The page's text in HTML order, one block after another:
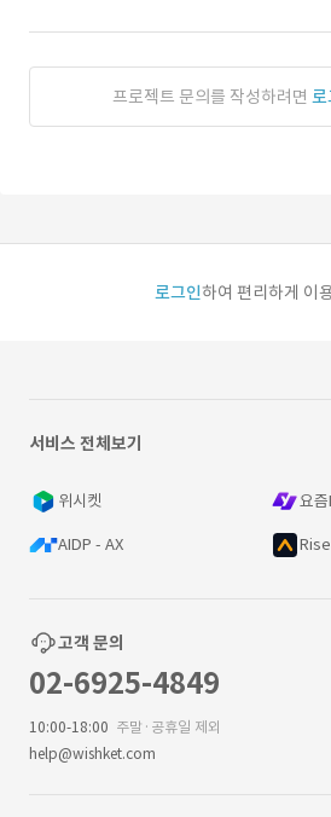
프로젝트 문의를 작성하려면 로
로그인하여 편리하게 이
서비스 전체보기
위시켓 요
AIDP - AX
고객 문의
02-6925-4849
10:00-18:00 주말·공휴일 제외
help@wishket.com